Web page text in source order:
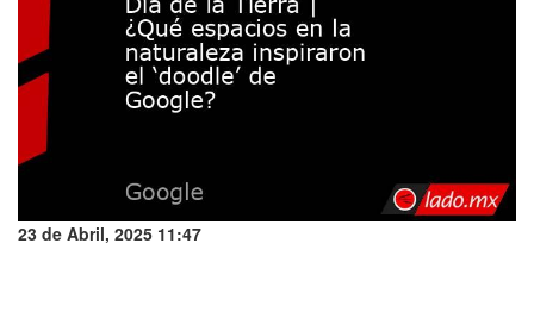
23 de Abril, 2025 11:47